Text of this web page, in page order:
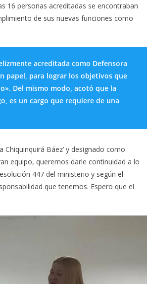
16 personas acreditadas se encontraban
de sus nuevas funciones como
acreditada como Defensora
papel, para lograr los objetivos que
Del mismo modo, acotó que la
es un cargo que requiere de una
Báez’ y designado como
equipo, queremos darle continuidad a lo
447 del ministerio y según el
que tenemos. Espero que el